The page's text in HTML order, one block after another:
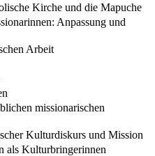
Kirche und die Mapuche
Anpassung und
Arbeit
missionarischen
Kulturdiskurs und Mission
als Kulturbringerinnen